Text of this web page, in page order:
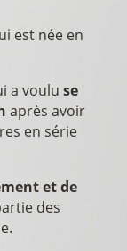
est née en
a voulu se
après avoir
en série
et de
des